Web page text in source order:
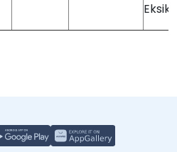
Eksik)